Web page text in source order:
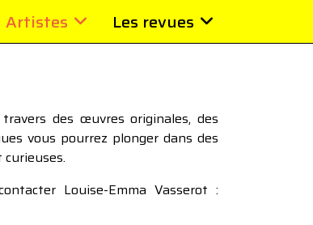
Artistes Les revues
des œuvres originales, des
vous pourrez plonger dans des
Louise-Emma Vasserot :